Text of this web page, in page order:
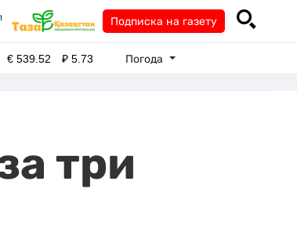
Подписка на газету
€539.52 ₽5.73 Погода
три